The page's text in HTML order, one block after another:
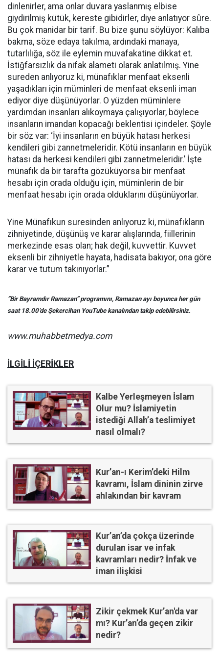
dinlenirler, ama onlar duvara yaslanmış elbise
giydirilmiş kütük, kereste gibidirler, diye anlatıyor sûre.
Bu çok manidar bir tarif. Bu bize şunu söylüyor: Kalıba
bakma, söze edaya takılma, ardındaki manaya,
tutarlılığa, söz ile eylemin muvafakatine dikkat et.
İstiğfarsızlık da nifak alameti olarak anlatılmış. Yine
sureden anlıyoruz ki, münafıklar menfaat eksenli
yaşadıkları için müminleri de menfaat eksenli iman
ediyor diye düşünüyorlar. O yüzden müminlere
yardımdan insanları alıkoymaya çalışıyorlar, böylece
insanların imandan kopacağı beklentisi içindeler. Şöyle
bir söz var: ‘İyi insanların en büyük hatası herkesi
kendileri gibi zannetmeleridir. Kötü insanların en büyük
hatası da herkesi kendileri gibi zannetmeleridir.’ İşte
münafık da bir tarafta gözüküyorsa bir menfaat
hesabı için orada olduğu için, müminlerin de bir
menfaat hesabı için orada olduklarını düşünüyorlar.
Yine Münafıkun suresinden anlıyoruz ki, münafıkların
zihniyetinde, düşünüş ve karar alışlarında, fiillerinin
merkezinde esas olan; hak değil, kuvvettir. Kuvvet
eksenli bir zihniyetle hayata, hadisata bakıyor, ona göre
karar ve tutum takınıyorlar.”
“Bir Bayramdır Ramazan” programını, Ramazan ayı boyunca her gün
saat 18.00’de Şekercihan YouTube kanalından takip edebilirsiniz.
www.muhabbetmedya.com
İLGİLİ İÇERİKLER
Kalbe Yerleşmeyen İslam
Olur mu? İslamiyetin
istediği Allah’a teslimiyet
nasıl olmalı?
Kur’an-ı Kerim’deki Hilm
kavramı, İslam dininin zirve
ahlakından bir kavram
Kur’an’da çokça üzerinde
durulan isar ve infak
kavramları nedir? İnfak ve
iman ilişkisi
Zikir çekmek Kur’an'da var
mı? Kur’an’da geçen zikir
nedir?